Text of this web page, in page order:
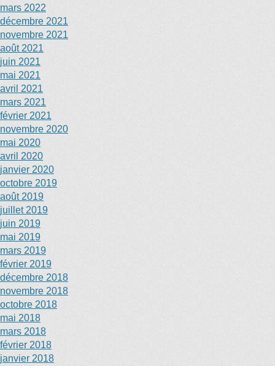
mars 2022
décembre 2021
novembre 2021
août 2021
juin 2021
mai 2021
avril 2021
mars 2021
février 2021
novembre 2020
mai 2020
avril 2020
janvier 2020
octobre 2019
août 2019
juillet 2019
juin 2019
mai 2019
mars 2019
février 2019
décembre 2018
novembre 2018
octobre 2018
mai 2018
mars 2018
février 2018
janvier 2018